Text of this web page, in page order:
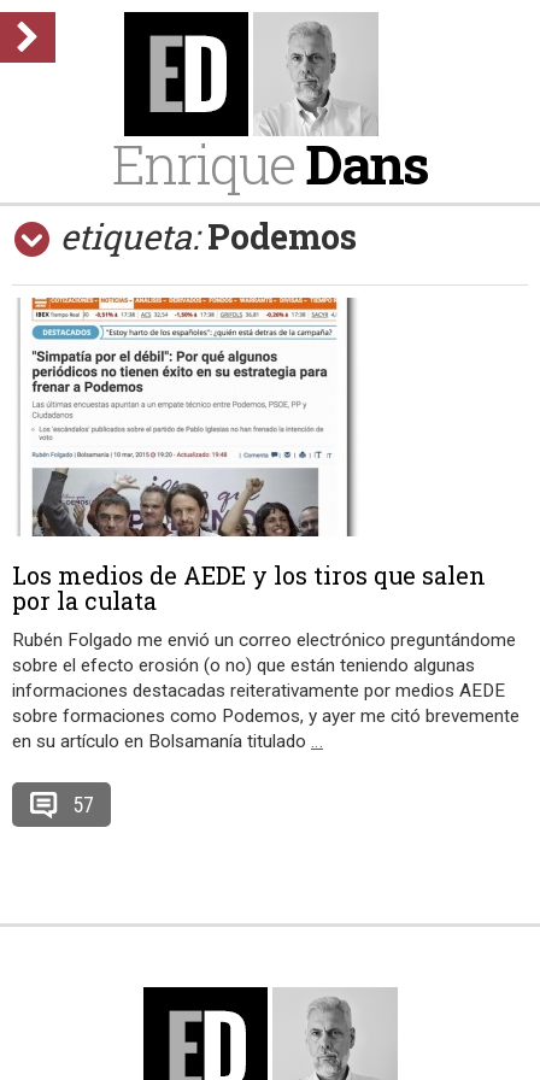
EnriqueDans
etiqueta: Podemos
Los medios de AEDE y los tiros que salen
por la culata
Rubén Folgado me envió un correo electrónico preguntándome
sobre el efecto erosión (o no) que están teniendo algunas
informaciones destacadas reiterativamente por medios AEDE
sobre formaciones como Podemos, y ayer me citó brevemente
en su artículo en Bolsamanía titulado …
57